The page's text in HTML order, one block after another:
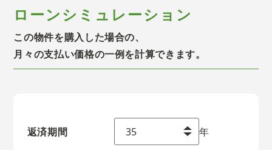
ローンシミュレーション
この物件を購入した場合の、
月々の支払い価格の一例を計算できます。
返済期間 年